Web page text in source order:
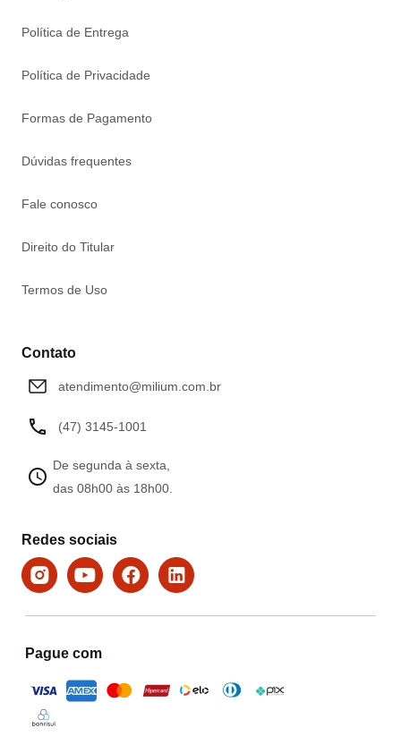
Política de Entrega
Política de Privacidade
Formas de Pagamento
Dúvidas frequentes
Fale conosco
Direito do Titular
Termos de Uso
Contato
atendimento@milium.com.br
(47) 3145-1001
De segunda à sexta,
das 08h00 às 18h00.
Redes sociais
Pague com